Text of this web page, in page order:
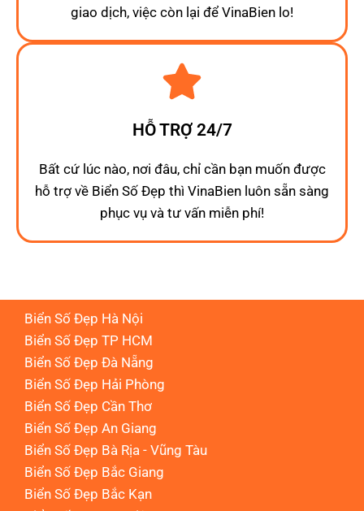
giao dịch, việc còn lại để VinaBien lo!
HỖ TRỢ 24/7
Bất cứ lúc nào, nơi đâu, chỉ cần bạn muốn được
hỗ trợ về Biển Số Đẹp thì VinaBien luôn sẵn sàng
phục vụ và tư vấn miễn phí!
Biển Số Đẹp Hà Nội
Biển Số Đẹp TP HCM
Biển Số Đẹp Đà Nẵng
Biển Số Đẹp Hải Phòng
Biển Số Đẹp Cần Thơ
Biển Số Đẹp An Giang
Biển Số Đẹp Bà Rịa - Vũng Tàu
Biển Số Đẹp Bắc Giang
Biển Số Đẹp Bắc Kạn